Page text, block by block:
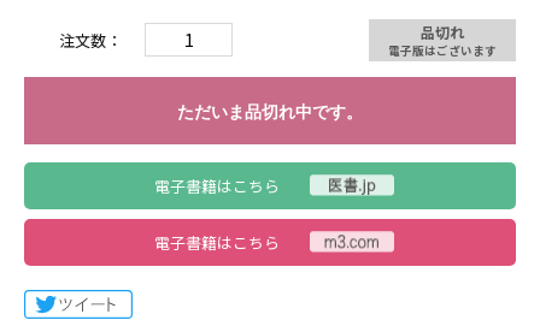
注文数： 品切れ
電子版はございます
ただいま品切れ中です。
電子書籍はこちら
電子書籍はこちら